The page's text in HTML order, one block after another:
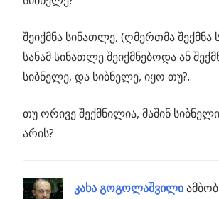
შეიქმნა სინათლე, (ღმერთმა შექმნა
სანამ სინათლე შეიქმნებოდა ან
სიბნელე, და სიბნელე, იყო თუ?..
თუ ორივე შექმნილია, მაშინ
არის?
კახა გოგოლაშვილი